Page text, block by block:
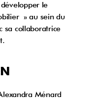
le
» au sein du
sa collaboratrice
Ménard